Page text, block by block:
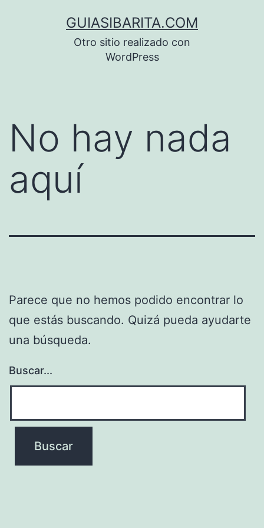
GUIASIBARITA.COM
Otro sitio realizado con
WordPress
No hay nada
aquí
Parece que no hemos podido encontrar lo
que estás buscando. Quizá pueda ayudarte
una búsqueda.
Buscar...